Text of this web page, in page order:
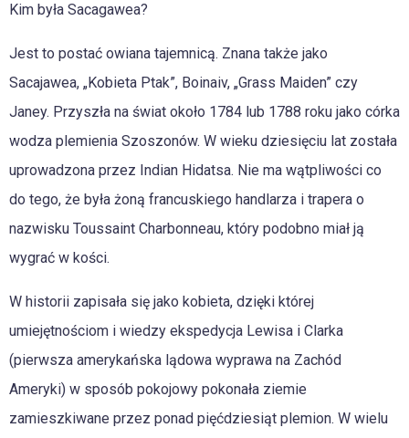
Kim była Sacagawea?
Jest to postać owiana tajemnicą. Znana także jako
Sacajawea, „Kobieta Ptak”, Boinaiv, „Grass Maiden” czy
Janey. Przyszła na świat około 1784 lub 1788 roku jako córka
wodza plemienia Szoszonów. W wieku dziesięciu lat została
uprowadzona przez Indian Hidatsa. Nie ma wątpliwości co
do tego, że była żoną francuskiego handlarza i trapera o
nazwisku Toussaint Charbonneau, który podobno miał ją
wygrać w kości.
W historii zapisała się jako kobieta, dzięki której
umiejętnościom i wiedzy ekspedycja Lewisa i Clarka
(pierwsza amerykańska lądowa wyprawa na Zachód
Ameryki) w sposób pokojowy pokonała ziemie
zamieszkiwane przez ponad pięćdziesiąt plemion. W wielu